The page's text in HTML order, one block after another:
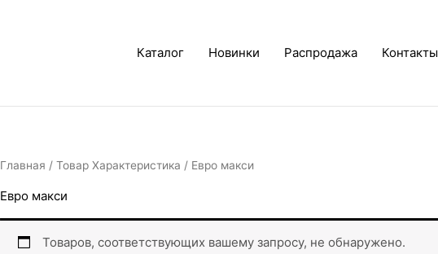
Каталог Новинки Распродажа Контакты
Главная / Товар Характеристика / Евро макси
Евро макси
Товаров, соответствующих вашему запросу, не обнаружено.